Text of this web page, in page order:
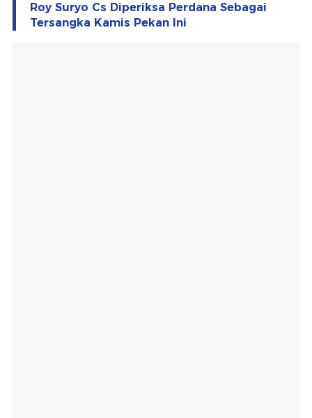
Roy Suryo Cs Diperiksa Perdana Sebagai
Tersangka Kamis Pekan Ini